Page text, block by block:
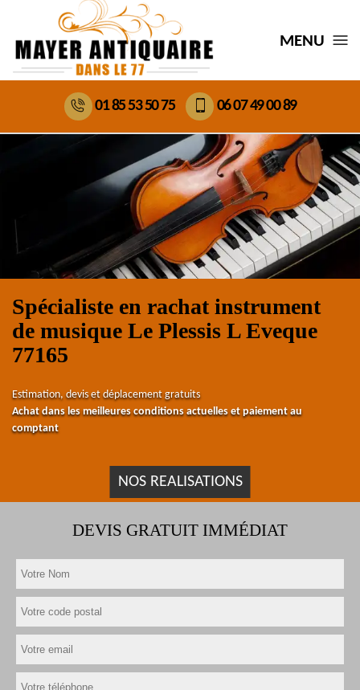
MENU
01 85 53 50 75 06 07 49 00 89
Spécialiste en rachat instrument
de musique Le Plessis L Eveque
77165
Estimation, devis et déplacement gratuits
Achat dans les meilleures conditions actuelles et paiement au
comptant
NOS REALISATIONS
DEVIS GRATUIT IMMÉDIAT